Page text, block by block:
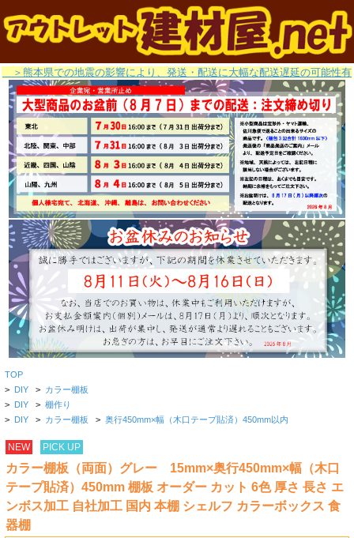
＞熊本県での地震の影響により、発送・配送に大幅な配送遅延の可能性有
TOP
> DIY > カラー棚板
> DIY > 棚作り
> DIY > カラー棚板 > 奥行450mm×幅（木口テープ貼済）450mm以内
NEW PICK UP
カラー棚板（両面）グレー 15mm×奥行450mm×幅（木口
テープ貼済）450mm 棚板 オーダー カット 6色 厚さ 長さ エ
ンボス加工 自社加工 国内 本棚 シェルフ カラーボックス 食
器棚